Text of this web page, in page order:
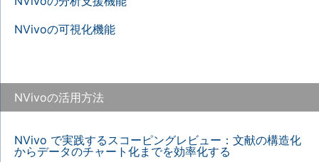
NVivoの可視化機能
NVivoの活用方法
NVivo で実践するスコーピングレビュー：文献の構造化
からデータのチャート化までを効率化する